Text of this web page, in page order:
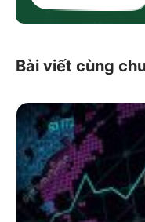
Bài viết cùng